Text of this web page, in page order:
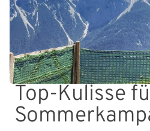
Top-Kulisse